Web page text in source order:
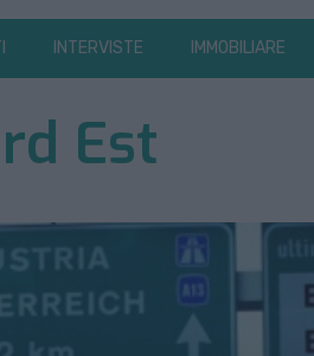
INTERVISTE IMMOBILIARE
Est